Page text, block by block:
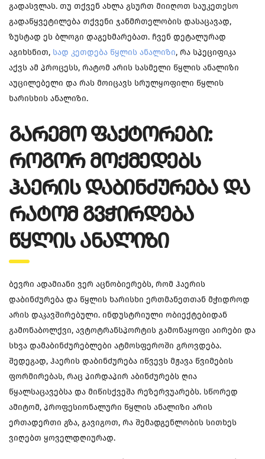
გადასვლას. თუ თქვენ ახლა გსურთ მიიღოთ საუკეთესო
გადაწყვეტილება თქვენი ჯანმრთელობის დასაცავად,
ზუსტად ეს ბლოგი დაგეხმარებათ. ჩვენ დეტალურად
აგიხსნით, სად კეთდება წყლის ანალიზი, რა სპეციფიკა
აქვს ამ პროცესს, რატომ არის სასმელი წყლის ანალიზი
აუცილებელი და რას მოიცავს სრულყოფილი წყლის
ხარისხის ანალიზი.
ᲒᲐᲠᲔᲛᲝ ᲤᲐᲥᲢᲝᲠᲔᲑᲘ:
ᲠᲝᲒᲝᲠ ᲛᲝᲥᲛᲔᲓᲔᲑᲡ
ᲰᲐᲔᲠᲘᲡ ᲓᲐᲑᲘᲜᲫᲣᲠᲔᲑᲐ ᲓᲐ
ᲠᲐᲢᲝᲛ ᲒᲕᲭᲘᲠᲓᲔᲑᲐ
ᲬᲧᲚᲘᲡ ᲐᲜᲐᲚᲘᲖᲘ
ბევრი ადამიანი ვერ აცნობიერებს, რომ ჰაერის
დაბინძურება და წყლის ხარისხი ერთმანეთთან მჭიდროდ
არის დაკავშირებული. ინდუსტრიული ობიექტებიდან
გამონაბოლქვი, ავტოტრანსპორტის გამონაყოფი აირები და
სხვა დამაბინძურებლები ატმოსფეროში გროვდება.
შედეგად, ჰაერის დაბინძურება იწვევს მჟავა წვიმების
ფორმირებას, რაც პირდაპირ აბინძურებს ღია
წყალსაცავებსა და მიწისქვეშა რეზერვუარებს. სწორედ
ამიტომ, პროფესიონალური წყლის ანალიზი არის
ერთადერთი გზა, გავიგოთ, რა შემადგენლობის სითხეს
ვიღებთ ყოველდღიურად.